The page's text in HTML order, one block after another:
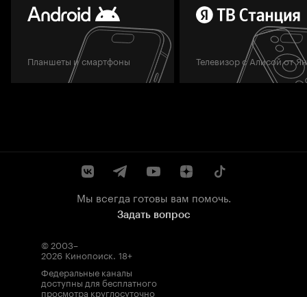
Планшеты и смартфоны Телевизор с Алисой от
Мы всегда готовы вам помочь.
Задать вопрос
© 2003–
2026 Кинопоиск. 18+
Федеральные каналы
доступны для бесплатного
просмотра круглосуточно